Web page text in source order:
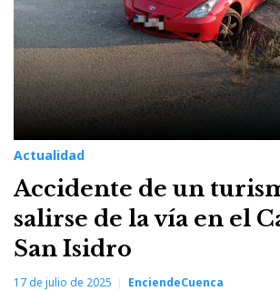
de
2025
Actualidad
Accidente de un
salirse de la vía en el
San Isidro
17 de julio de 2025 EnciendeCuenca